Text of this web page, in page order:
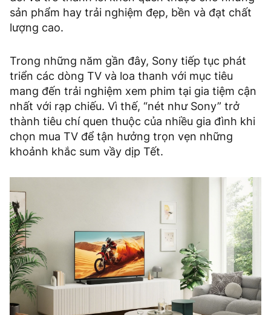
sản phẩm hay trải nghiệm đẹp, bền và đạt chất
lượng cao.
Trong những năm gần đây, Sony tiếp tục phát
triển các dòng TV và loa thanh với mục tiêu
mang đến trải nghiệm xem phim tại gia tiệm cận
nhất với rạp chiếu. Vì thế, “nét như Sony” trở
thành tiêu chí quen thuộc của nhiều gia đình khi
chọn mua TV để tận hưởng trọn vẹn những
khoảnh khắc sum vầy dịp Tết.